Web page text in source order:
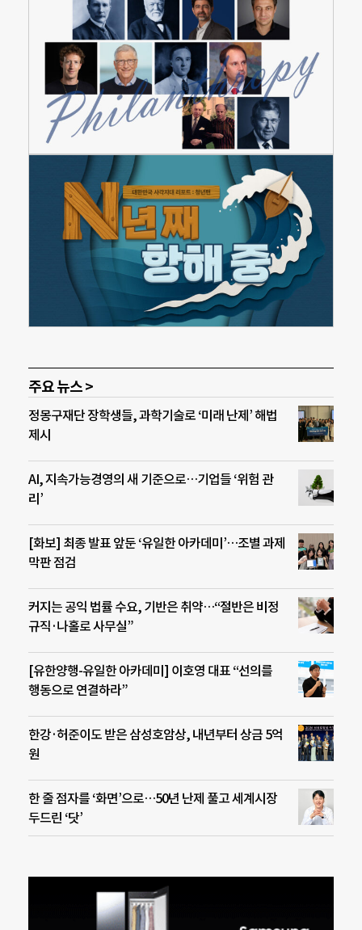
주요 뉴스 >
정몽구재단 장학생들, 과학기술로 ‘미래 난제’ 해법
제시
AI, 지속가능경영의 새 기준으로…기업들 ‘위험 관
리’
[화보] 최종 발표 앞둔 ‘유일한 아카데미’…조별 과제
막판 점검
커지는 공익 법률 수요, 기반은 취약…“절반은 비정
규직·나홀로 사무실”
[유한양행-유일한 아카데미] 이호영 대표 “선의를
행동으로 연결하라”
한강·허준이도 받은 삼성호암상, 내년부터 상금 5억
원
한 줄 점자를 ‘화면’으로…50년 난제 풀고 세계시장
두드린 ‘닷’